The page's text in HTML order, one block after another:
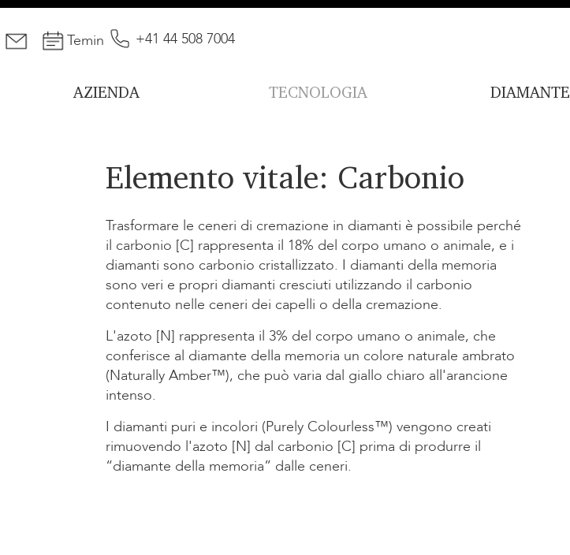
AZIENDA TECNOLOGIA DIAMANTE
Temin +41 44 508 7004
Elemento vitale: Carbonio
Trasformare le ceneri di cremazione in diamanti è possibile perché
il carbonio [C] rappresenta il 18% del corpo umano o animale, e i
diamanti sono carbonio cristallizzato. I diamanti della memoria
sono veri e propri diamanti cresciuti utilizzando il carbonio
contenuto nelle ceneri dei capelli o della cremazione.
L'azoto [N] rappresenta il 3% del corpo umano o animale, che
conferisce al diamante della memoria un colore naturale ambrato
(Naturally Amber™), che può varia dal giallo chiaro all'arancione
intenso.
I diamanti puri e incolori (Purely Colourless™) vengono creati
rimuovendo l'azoto [N] dal carbonio [C] prima di produrre il
“diamante della memoria” dalle ceneri.